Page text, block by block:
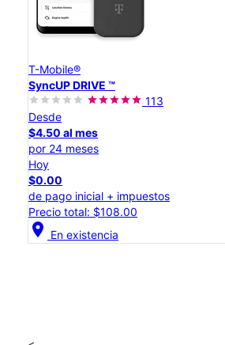
T-Mobile®
SyncUP DRIVE ™
113
Desde
$4.50 al mes
por 24 meses
Hoy
$0.00
de pago inicial + impuestos
Precio total: $108.00
location_on En existencia